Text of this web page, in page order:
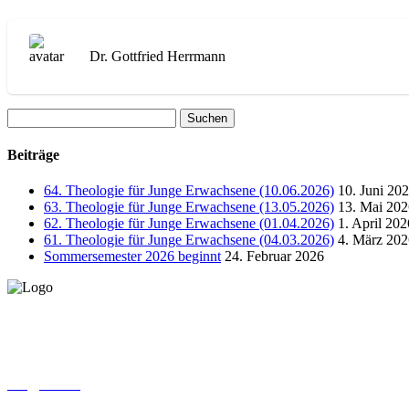
Dr. Gottfried Herrmann
nach:
Beiträge
64. Theologie für Junge Erwachsene (10.06.2026) 10. Juni
63. Theologie für Junge Erwachsene (13.05.2026) 13. Mai
62. Theologie für Junge Erwachsene (01.04.2026) 1. April
61. Theologie für Junge Erwachsene (04.03.2026) 4. März
Sommersemester 2026 beginnt 24. Februar 2026